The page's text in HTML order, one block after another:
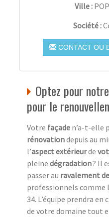
Ville :
Société :
CONTACT OU
Optez pour
pour le
Votre façade n’a-t-elle
rénovationdepuis au
l’aspect extérieurde
pleine dégradation? Il
passer au ravalement
professionnels comme
34. L’équipe prendra en
de votre domaine tout